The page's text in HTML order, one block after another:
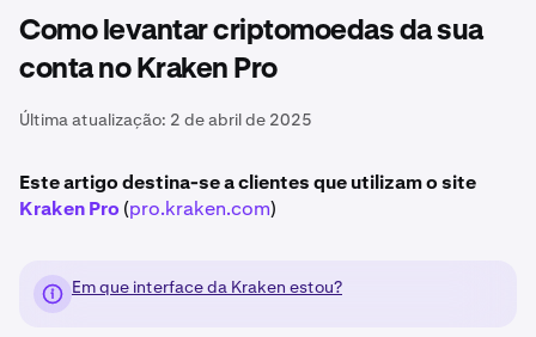
Como levantar criptomoedas da sua
conta no Kraken Pro
Última atualização: 2 de abril de 2025
Este artigo destina-se a clientes que utilizam o site
Kraken Pro (pro.kraken.com)
Em que interface da Kraken estou?